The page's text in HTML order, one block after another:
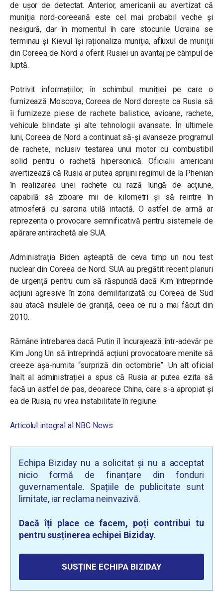
de ușor de detectat. Anterior, americanii au avertizat că
muniția nord-coreeană este cel mai probabil veche și
nesigură, dar în momentul în care stocurile Ucraina se
terminau și Kievul își raționaliza muniția, afluxul de muniții
din Coreea de Nord a oferit Rusiei un avantaj pe câmpul de
luptă.
Potrivit informațiilor, în schimbul muniției pe care o
furnizează Moscova, Coreea de Nord dorește ca Rusia să
îi furnizeze piese de rachete balistice, avioane, rachete,
vehicule blindate și alte tehnologii avansate. În ultimele
luni, Coreea de Nord a continuat să-și avanseze programul
de rachete, inclusiv testarea unui motor cu combustibil
solid pentru o rachetă hipersonică. Oficialii americani
avertizează că Rusia ar putea sprijini regimul de la Phenian
în realizarea unei rachete cu rază lungă de acțiune,
capabilă să zboare mii de kilometri și să reintre în
atmosferă cu sarcina utilă intactă. O astfel de armă ar
reprezenta o provocare semnificativă pentru sistemele de
apărare antirachetă ale SUA.
Administrația Biden așteaptă de ceva timp un nou test
nuclear din Coreea de Nord. SUA au pregătit recent planuri
de urgență pentru cum să răspundă dacă Kim întreprinde
acțiuni agresive în zona demilitarizată cu Coreea de Sud
sau atacă insulele de graniță, ceea ce nu a mai făcut din
2010.
Rămâne întrebarea dacă Putin îl încurajează într-adevăr pe
Kim Jong Un să întreprindă acțiuni provocatoare menite să
creeze așa-numita “surpriză din octombrie”. Un alt oficial
înalt al administrației a spus că Rusia ar putea ezita să
facă un astfel de pas, deoarece China, care s-a apropiat și
ea de Rusia, nu vrea instabilitate în regiune.
Articolul integral al NBC News
Echipa Biziday nu a solicitat și nu a acceptat
nicio formă de finanțare din fonduri
guvernamentale. Spațiile de publicitate sunt
limitate, iar reclama neinvazivă.
Dacă îți place ce facem, poți contribui tu
pentru susținerea echipei Biziday.
SUSȚINE ECHIPA BIZIDAY